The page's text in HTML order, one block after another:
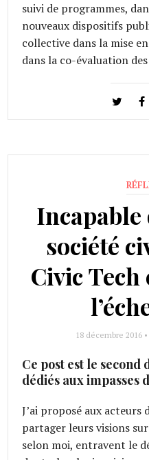
suivi de programmes,
nouveaux dispositifs
collective dans la mise
dans la co-évaluation
société
Civic Tech
18 décembre 2016
Ce post est le second
dédiés aux impasses
J’ai proposé aux acteurs
partager leurs visions
selon moi, entravent le